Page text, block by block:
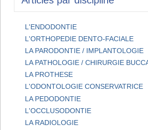
L'ENDODONTIE
L'ORTHOPEDIE DENTO-FACIALE
LA PARODONTIE / IMPLANTOLOGIE
LA PATHOLOGIE / CHIRURGIE
LA PROTHESE
L'ODONTOLOGIE CONSERVATRICE
LA PEDODONTIE
L'OCCLUSODONTIE
LA RADIOLOGIE